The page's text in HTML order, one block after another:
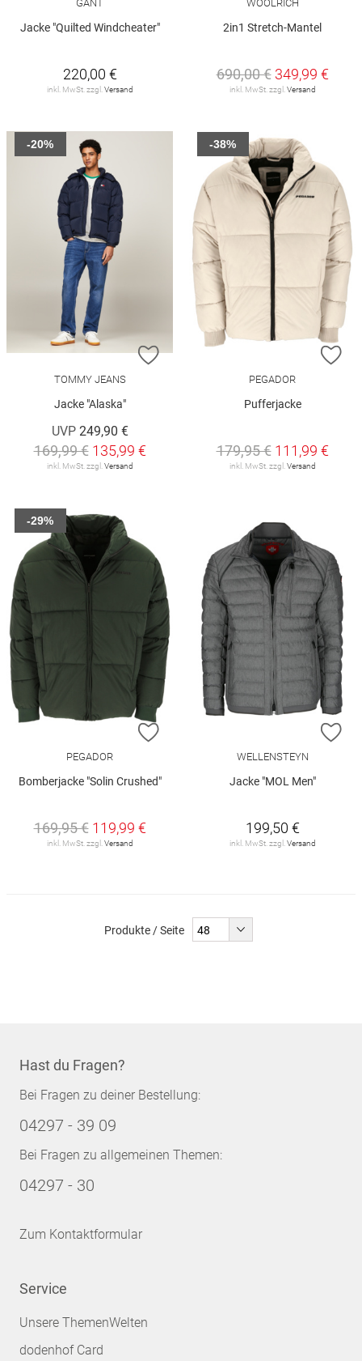
GANT
Jacke "Quilted Windcheater"
220,00 €
inkl. MwSt. zzgl. Versand
WOOLRICH
2in1 Stretch-Mantel
690,00 € 349,99 €
inkl. MwSt. zzgl. Versand
ZUR WUNSCHLISTE HINZUFÜGEN
TOMMY JEANS
Jacke "Alaska"
UVP 249,90 €
169,99 € 135,99 €
inkl. MwSt. zzgl.Versand
-20%
PEGADOR
Pufferjacke
179,95 € 111,99 €
inkl. MwSt. zzgl.Versand
-38%
ZUR WUNSCHLISTE HINZUFÜGEN
PEGADOR
Bomberjacke "Solin Crushed"
169,95 € 119,99 €
inkl. MwSt. zzgl. Versand
-29%
WELLENSTEYN
Jacke "MOL Men"
199,50 €
inkl. MwSt. zzgl. Versand
Produkte / Seite
Hast du Fragen?
Bei Fragen zu deiner Bestellung:
04297 - 39 09
Bei Fragen zu allgemeinen Themen:
04297 - 30
Zum Kontaktformular
Service
Unsere ThemenWelten
dodenhof Card